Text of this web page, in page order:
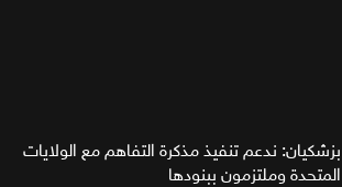
بزشكيان: ندعم تنفيذ مذكرة التفاهم مع الولايات
المتحدة وملتزمون ببنودها